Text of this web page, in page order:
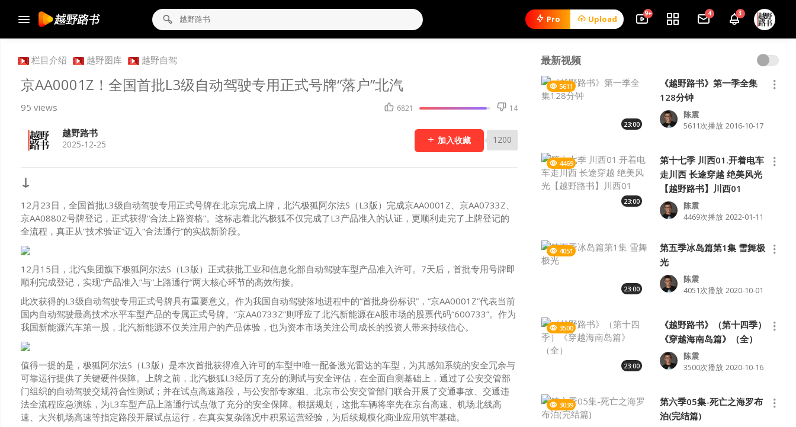
Pro Upload
9+ 4 3
栏目介绍 越野图库 越野自驾
京AA0001Z！全国首批L3级自动驾驶专用正式号牌“落户”北汽
95 views 6821 14
越野路书
2025-12-25 加入收藏 1200
↓
12月23日，全国首批L3级自动驾驶专用正式号牌在北京完成上牌，北汽极狐阿尔法S（L3版）完成京AA0001Z、京AA0733Z、
京AA0880Z号牌登记，正式获得“合法上路资格”。这标志着北汽极狐不仅完成了L3产品准入的认证，更顺利走完了上牌登记的
全流程，真正从“技术验证”迈入“合法通行”的实战新阶段。
12月15日，北汽集团旗下极狐阿尔法S（L3版）正式获批工业和信息化部自动驾驶车型产品准入许可。7天后，首批专用号牌即
顺利完成登记，实现“产品准入”与“上路通行”两大核心环节的高效衔接。
此次获得的L3级自动驾驶专用正式号牌具有重要意义。作为我国自动驾驶落地进程中的“首批身份标识”，“京AA0001Z”代表当前
国内自动驾驶最高技术水平车型产品的专属正式号牌。“京AA0733Z”则呼应了北汽新能源在A股市场的股票代码“600733”。作为
我国新能源汽车第一股，北汽新能源不仅关注用户的产品体验，也为资本市场关注公司成长的投资人带来持续信心。
值得一提的是，极狐阿尔法S（L3版）是本次首批获得准入许可的车型中唯一配备激光雷达的车型，为其感知系统的安全冗余与
可靠运行提供了关键硬件保障。上牌之前，北汽极狐L3经历了充分的测试与安全评估，在全面自测基础上，通过了公安交管部
门组织的自动驾驶交规符合性测试；并在试点高速路段，与公安部专家组、北京市公安交管部门联合开展了交通事故、交通违
法全流程应急演练，为L3车型产品上路通行试点做了充分的安全保障。根据规划，这批车辆将率先在京台高速、机场北线高
速、大兴机场高速等指定路段开展试点运行，在真实复杂路况中积累运营经验，为后续规模化商业应用筑牢基础。
最新视频
5611
23:00
《越野路书》第一季全集
128分钟
陈震
5611次播放 2016-10-17
4469
23:00
第十七季 川西01.开着电车
走川西 长途穿越 绝美风光
【越野路书】川西01
陈震
4469次播放 2022-01-11
4051
23:00
第五季冰岛篇第1集 雪舞极
光
陈震
4051次播放 2020-10-01
3500
23:00
《越野路书》（第十四季）
《穿越海南岛篇》（全）
陈震
3500次播放 2020-10-16
3039
第六季05集-死亡之海罗布
泊(完结篇)